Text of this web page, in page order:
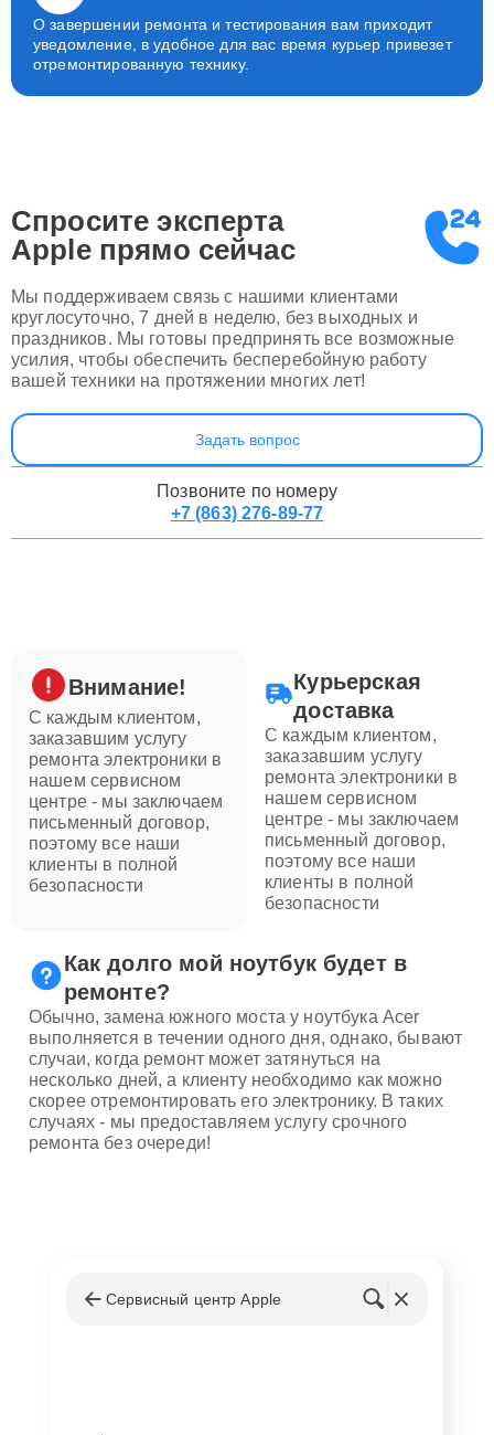
О завершении ремонта и тестирования вам приходит
уведомление, в удобное для вас время курьер привезет
отремонтированную технику.
Спросите эксперта
Apple прямо сейчас
Мы поддерживаем связь с нашими клиентами
круглосуточно, 7 дней в неделю, без выходных и
праздников. Мы готовы предпринять все возможные
усилия, чтобы обеспечить бесперебойную работу
вашей техники на протяжении многих лет!
Задать вопрос
Позвоните по номеру
+7 (863) 276-89-77
Внимание!
С каждым клиентом,
заказавшим услугу
ремонта электроники в
нашем сервисном
центре - мы заключаем
письменный договор,
поэтому все наши
клиенты в полной
безопасности
Курьерская
доставка
С каждым клиентом,
заказавшим услугу
ремонта электроники в
нашем сервисном
центре - мы заключаем
письменный договор,
поэтому все наши
клиенты в полной
безопасности
Как долго мой ноутбук будет в
ремонте?
Обычно, замена южного моста у ноутбука Acer
выполняется в течении одного дня, однако, бывают
случаи, когда ремонт может затянуться на
несколько дней, а клиенту необходимо как можно
скорее отремонтировать его электронику. В таких
случаях - мы предоставляем услугу срочного
ремонта без очереди!
Сервисный центр Apple